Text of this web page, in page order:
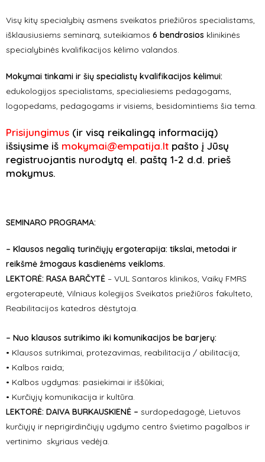
Visų kitų specialybių asmens sveikatos priežiūros specialistams,
išklausiusiems seminarą, suteikiamos 6 bendrosios klinikinės
specialybinės kvalifikacijos kėlimo valandos.
Mokymai tinkami ir šių specialistų kvalifikacijos kėlimui:
edukologijos specialistams, specialiesiems pedagogams,
logopedams, pedagogams ir visiems, besidomintiems šia tema.
Prisijungimus (ir visą reikalingą informaciją)
išsiųsime iš mokymai@empatija.lt pašto į Jūsų
registruojantis nurodytą el. paštą 1-2 d.d. prieš
mokymus.
SEMINARO PROGRAMA:
– Klausos negalią turinčiųjų ergoterapija: tikslai, metodai ir
reikšmė žmogaus kasdienėms veikloms.
LEKTORĖ: RASA BARČYTĖ – VUL Santaros klinikos, Vaikų FMRS
ergoterapeutė, Vilniaus kolegijos Sveikatos priežiūros fakulteto,
Reabilitacijos katedros dėstytoja.
– Nuo klausos sutrikimo iki komunikacijos be barjerų:
• Klausos sutrikimai, protezavimas, reabilitacija / abilitacija;
• Kalbos raida;
• Kalbos ugdymas: pasiekimai ir iššūkiai;
• Kurčiųjų komunikacija ir kultūra.
LEKTORĖ: DAIVA BURKAUSKIENĖ – surdopedagogė, Lietuvos
kurčiųjų ir neprigirdinčiųjų ugdymo centro švietimo pagalbos ir
vertinimo skyriaus vedėja.